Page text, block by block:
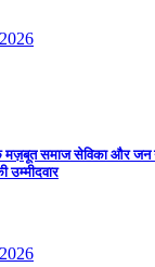
मज़बूत समाज सेविका और जन